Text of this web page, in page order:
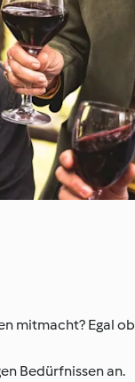
mitmacht? Egal ob
Bedürfnissen an.